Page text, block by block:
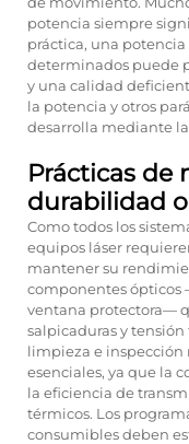
potencia siempre
práctica, una
determinados puede
y una calidad
la potencia y otros
desarrolla mediante
Prácticas de
durabilidad
Como todos los
equipos láser
mantener su
componentes ópticos
ventana protectora—
salpicaduras y
limpieza e inspección
esenciales, ya que la
la eficiencia de
térmicos. Los
consumibles deben